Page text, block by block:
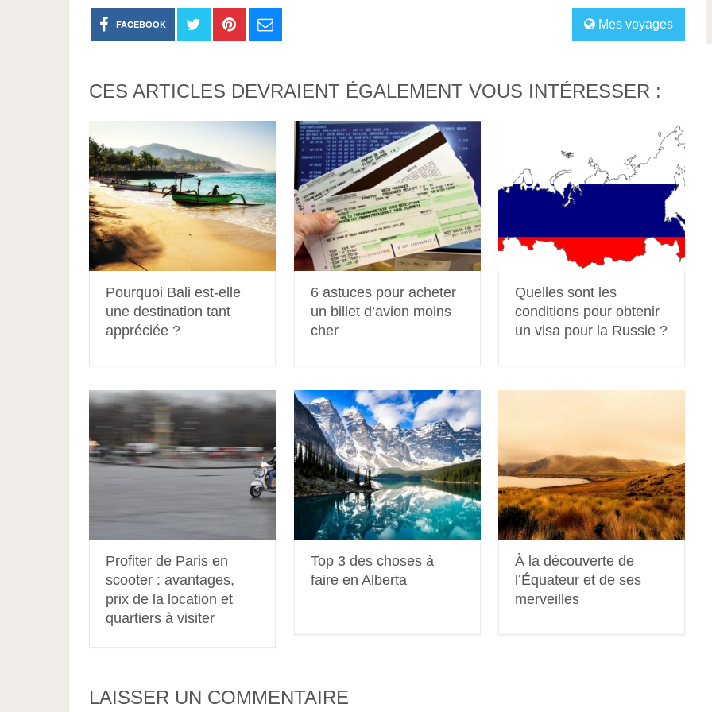
Mes voyages
FACEBOOK
CES ARTICLES DEVRAIENT ÉGALEMENT VOUS INTÉRESSER :
Pourquoi Bali est-elle
une destination tant
appréciée ?
6 astuces pour acheter
un billet d’avion moins
cher
Quelles sont les
conditions pour obtenir
un visa pour la Russie ?
Profiter de Paris en
scooter : avantages,
prix de la location et
quartiers à visiter
Top 3 des choses à
faire en Alberta
À la découverte de
l’Équateur et de ses
merveilles
LAISSER UN COMMENTAIRE